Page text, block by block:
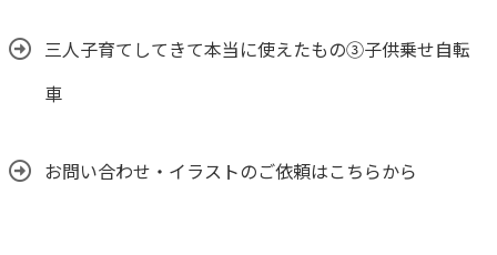
三人子育てしてきて本当に使えたもの③子供乗せ自転
車
お問い合わせ・イラストのご依頼はこちらから